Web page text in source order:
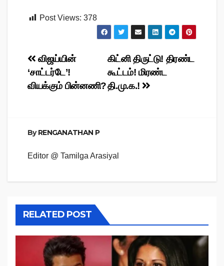
Post Views: 378
Post
navigation
கிட்னி திருட்டு! திரண்ட
கூட்டம்! மிரண்ட
தி.மு.க.!
விஜய்யின்
‘சாட்டர்டே’!
வியக்கும் பின்னணி?
ByRENGANATHAN P
Editor @ Tamilga Arasiyal
RELATED POST